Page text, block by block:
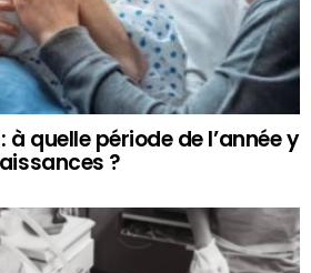
à quelle période de l’année y
?